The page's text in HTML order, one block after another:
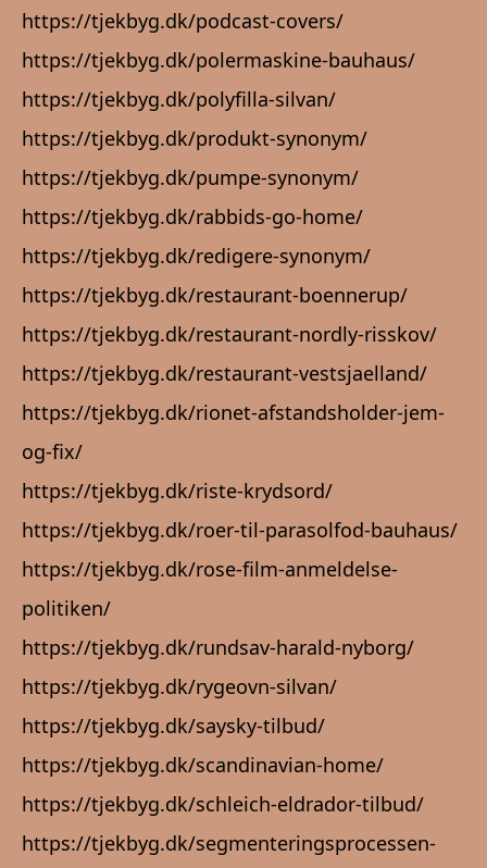
https://tjekbyg.dk/podcast-covers/
https://tjekbyg.dk/polermaskine-bauhaus/
https://tjekbyg.dk/polyfilla-silvan/
https://tjekbyg.dk/produkt-synonym/
https://tjekbyg.dk/pumpe-synonym/
https://tjekbyg.dk/rabbids-go-home/
https://tjekbyg.dk/redigere-synonym/
https://tjekbyg.dk/restaurant-boennerup/
https://tjekbyg.dk/restaurant-nordly-risskov/
https://tjekbyg.dk/restaurant-vestsjaelland/
https://tjekbyg.dk/rionet-afstandsholder-jem-
og-fix/
https://tjekbyg.dk/riste-krydsord/
https://tjekbyg.dk/roer-til-parasolfod-bauhaus/
https://tjekbyg.dk/rose-film-anmeldelse-
politiken/
https://tjekbyg.dk/rundsav-harald-nyborg/
https://tjekbyg.dk/rygeovn-silvan/
https://tjekbyg.dk/saysky-tilbud/
https://tjekbyg.dk/scandinavian-home/
https://tjekbyg.dk/schleich-eldrador-tilbud/
https://tjekbyg.dk/segmenteringsprocessen-